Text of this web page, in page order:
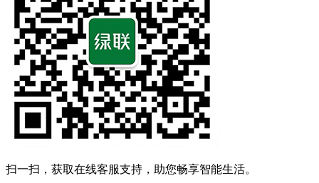
扫一扫，获取在线客服支持，助您畅享智能生活。